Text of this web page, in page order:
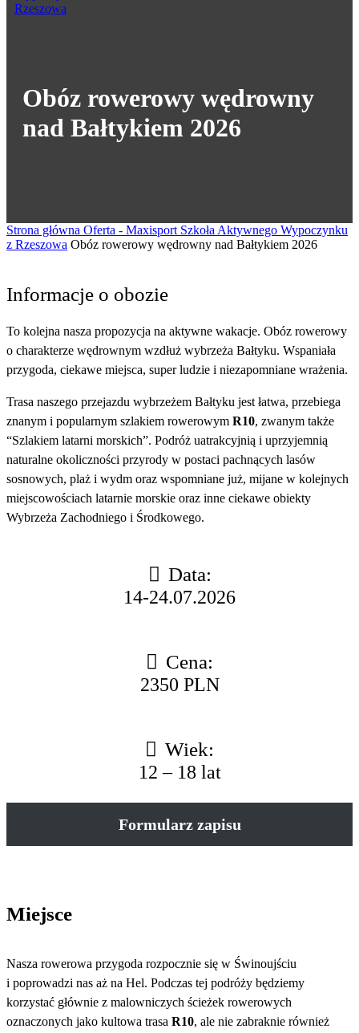
Obóz rowerowy wędrowny
nad Bałtykiem 2026
Strona główna Oferta - Maxisport Szkoła Aktywnego Wypoczynku
z Rzeszowa Obóz rowerowy wędrowny nad Bałtykiem 2026
Informacje o obozie
To kolejna nasza propozycja na aktywne wakacje. Obóz rowerowy
o charakterze wędrownym wzdłuż wybrzeża Bałtyku. Wspaniała
przygoda, ciekawe miejsca, super ludzie i niezapomniane wrażenia.
Trasa naszego przejazdu wybrzeżem Bałtyku jest łatwa, przebiega
znanym i popularnym szlakiem rowerowym R10, zwanym także
“Szlakiem latarni morskich”. Podróż uatrakcyjnią i uprzyjemnią
naturalne okoliczności przyrody w postaci pachnących lasów
sosnowych, plaż i wydm oraz wspomniane już, mijane w kolejnych
miejscowościach latarnie morskie oraz inne ciekawe obiekty
Wybrzeża Zachodniego i Środkowego.
Data:
14-24.07.2026
Cena:
2350 PLN
Wiek:
12 – 18 lat
Formularz zapisu
Miejsce
Nasza rowerowa przygoda rozpocznie się w Świnoujściu
i poprowadzi nas aż na Hel. Podczas tej podróży będziemy
korzystać głównie z malowniczych ścieżek rowerowych
oznaczonych jako kultowa trasa R10, ale nie zabraknie również